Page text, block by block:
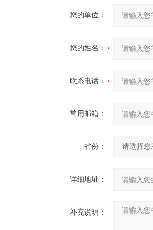
您的单位：
您的姓名：
联系电话：
常用邮箱：
省份：
详细地址：
补充说明：